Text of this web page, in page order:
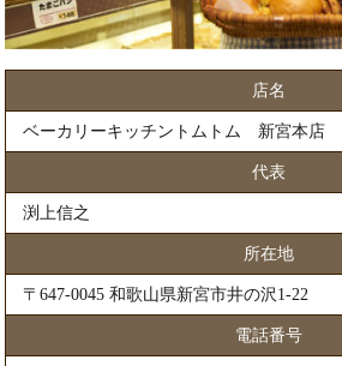
店名
ベーカリーキッチントムトム 新宮本店
代表
渕上信之
所在地
〒647-0045 和歌山県新宮市井の沢1-22
電話番号